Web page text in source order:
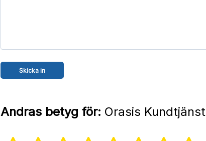
Andras betyg för: Orasis Kundtjänst